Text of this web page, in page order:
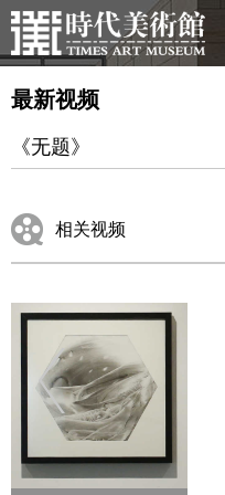
最新视频
《无题》
相关视频